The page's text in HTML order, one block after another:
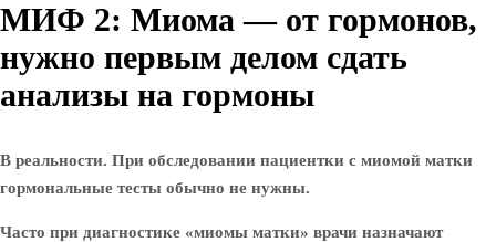
МИФ 2: Миома — от гормонов,
нужно первым делом сдать
анализы на гормоны
В реальности. При обследовании пациентки с миомой матки
гормональные тесты обычно не нужны.
Часто при диагностике «миомы матки» врачи назначают